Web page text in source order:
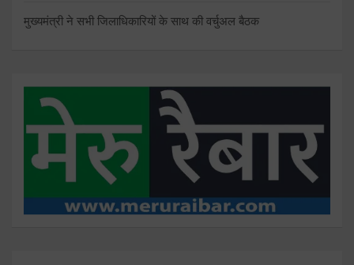
मुख्यमंत्री ने सभी जिलाधिकारियों के साथ की वर्चुअल बैठक